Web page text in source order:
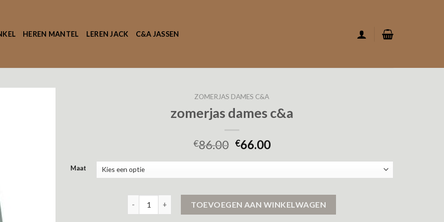
HEREN MANTEL LEREN JACK C&A JASSEN
ZOMERJAS DAMES C&A
zomerjas dames c&a
€86.00 €66.00
Maat
TOEVOEGEN AAN WINKELWAGEN